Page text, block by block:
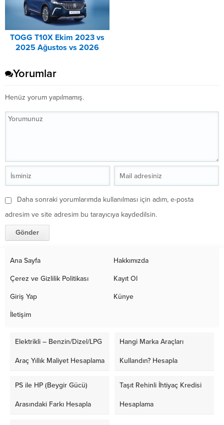
TOGG T10X Ekim 2023 vs
2025 Ağustos vs 2026
Karşılaştırma
Yorumlar
Henüz yorum yapılmamış.
Daha sonraki yorumlarımda kullanılması için adım, e-posta
adresim ve site adresim bu tarayıcıya kaydedilsin.
Ana Sayfa Hakkımızda
Çerez ve Gizlilik Politikası Kayıt Ol
Giriş Yap Künye
İletişim
Elektrikli – Benzin/Dizel/LPG
Araç Yıllık Maliyet Hesaplama
Hangi Marka Araçları
Kullandın? Hesapla
PS ile HP (Beygir Gücü)
Arasındaki Farkı Hesapla
Taşıt Rehinli İhtiyaç Kredisi
Hesaplama